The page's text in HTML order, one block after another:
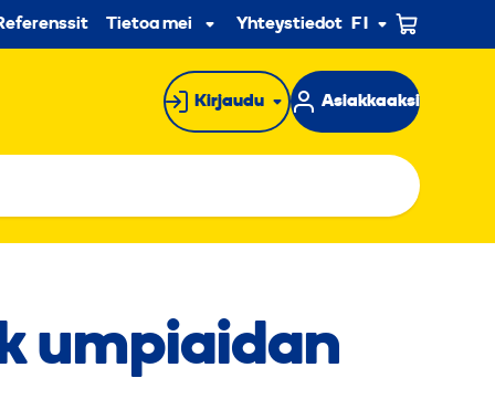
Tietoa meistäAlavalikko
Yhteystiedot FI
Kirjaudu Asiakkaaksi
umpiaidan